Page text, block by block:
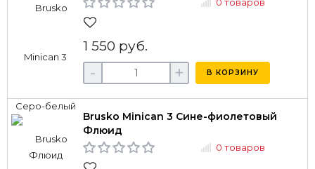
1 550 руб.
- + В КОРЗИНУ
Brusko Minican 3 Сине-фиолетовый
Флюид
0 товаров